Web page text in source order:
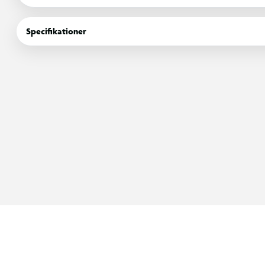
Det rillede design sikrer et godt greb, mens det store
den. Med sin store kapacitet er flasken perfekt til længere
at du får nok at drikke. Fremstillet i BPA-fri materialer og
Specifikationer